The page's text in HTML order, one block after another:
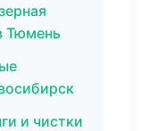
Тюмень
и чистки